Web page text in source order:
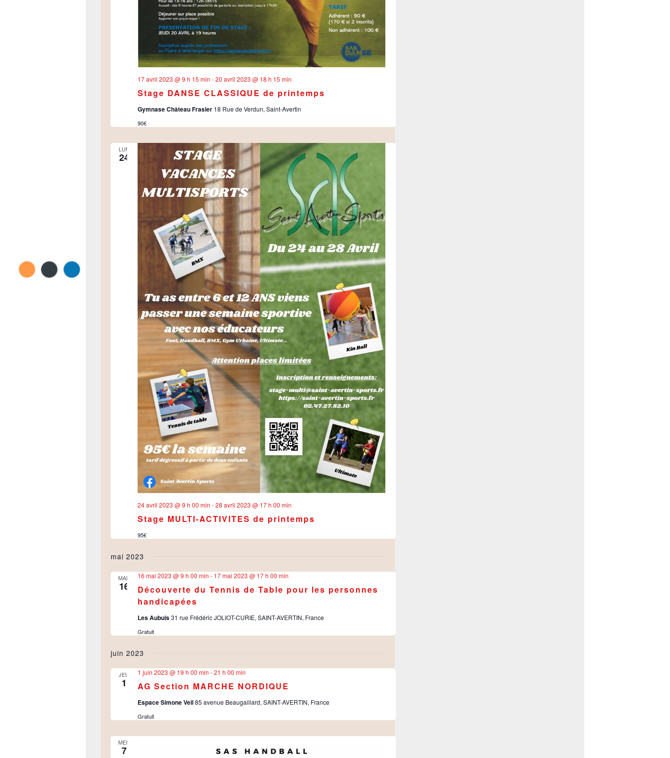
Stage DANSE CLASSIQUE de printemps
17 avril 2023 @ 9 h 15 min -20 avril 2023 @ 18 h 15 min
Gymnase Château Frasier 18 Rue de Verdun, Saint-Avertin
90€
LUN
24
Stage MULTI-ACTIVITES de printemps
24 avril 2023 @ 9 h 00 min -28 avril 2023 @ 17 h 00 min
95€
mai 2023
MAR
16
Découverte du Tennis de Table pour les personnes
handicapées
16 mai 2023 @ 9 h 00 min - 17 mai 2023 @ 17 h 00 min
Les Aubuis31 rue Frédéric JOLIOT-CURIE, SAINT-AVERTIN, France
Gratuit
juin 2023
JEU
1 AG Section MARCHE NORDIQUE
1 juin 2023 @ 19 h 00 min -21 h 00 min
Espace Simone Veil85 avenue Beaugaillard, SAINT-AVERTIN, France
Gratuit
MER
7